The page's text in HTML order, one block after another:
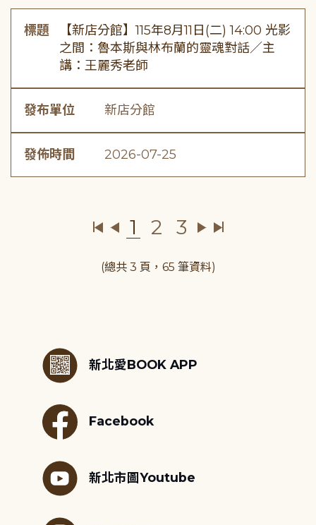
標題
【新店分館】115年8月11日(二) 14:00 光影
之間：魯本斯與林布蘭的靈魂對話／主
講：王麗秀老師
發布單位 新店分館
發佈時間 2026-07-25
1 2 3
(總共 3 頁，65 筆資料)
新北愛BOOK APP
Facebook
新北市圖Youtube